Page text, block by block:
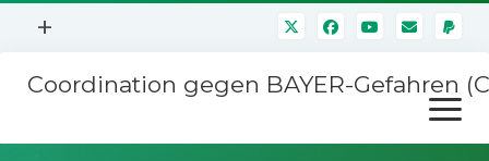
Menü
+
Mitmachen
Coordination gegen BAYER-Gefahren
Menü
öffnen